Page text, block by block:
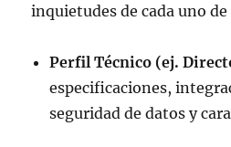
inquietudes de cada uno de
Perfil Técnico (ej.
especificaciones,
seguridad de datos y